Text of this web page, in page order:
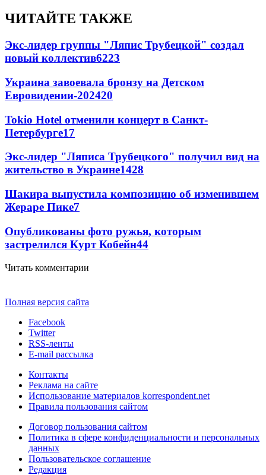
ЧИТАЙТЕ ТАКЖЕ
Экс-лидер группы "Ляпис Трубецкой" создал
новый коллектив6223
Украина завоевала бронзу на Детском
Евровидении-202420
Tokio Hotel отменили концерт в Санкт-
Петербурге17
Экс-лидер "Ляписа Трубецкого" получил вид на
жительство в Украине1428
Шакира выпустила композицию об изменившем
Жераре Пике7
Опубликованы фото ружья, которым
застрелился Курт Кобейн44
Читать комментарии
Полная версия сайта
Facebook
Twitter
RSS-ленты
E-mail рассылка
Контакты
Реклама на сайте
Использование материалов korrespondent.net
Правила пользования сайтом
Договор пользования сайтом
Политика в сфере конфиденциальности и персональных
данных
Пользовательское соглашение
Редакция